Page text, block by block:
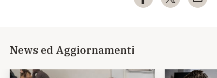
News ed Aggiornamenti